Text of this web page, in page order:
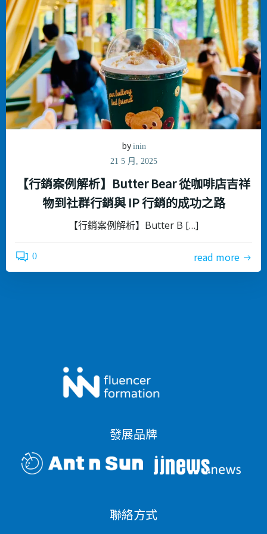
by inin
21 5 月, 2025
【行銷案例解析】Butter Bear 從咖啡店吉祥
物到社群行銷與 IP 行銷的成功之路
【行銷案例解析】Butter B […]
0 read more
發展品牌
聯絡方式